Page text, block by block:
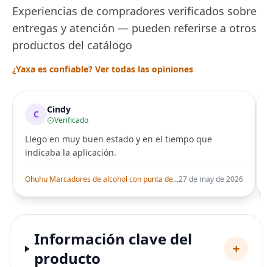
Experiencias de compradores verificados sobre
entregas y atención — pueden referirse a otros
productos del catálogo
¿Yaxa es confiable? Ver todas las opiniones
C Cindy
Verificado
Llego en muy buen estado y en el tiempo que
indicaba la aplicación.
Ohuhu Marcadores de alcohol con punta de pincel – Juego de marcadores artísticos de doble punta con certificación AP para artistas adultos27 de may de 2026
Información clave del
producto
+